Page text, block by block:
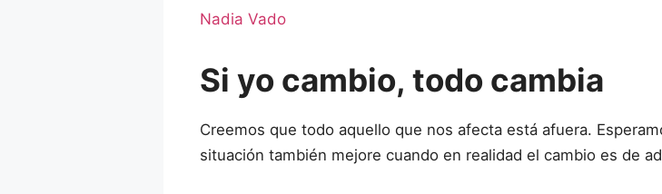
Nadia Vado
Si yo cambio, todo cambia
Creemos que todo aquello que nos afecta está afuera.
situación también mejore cuando en realidad el cambio es de